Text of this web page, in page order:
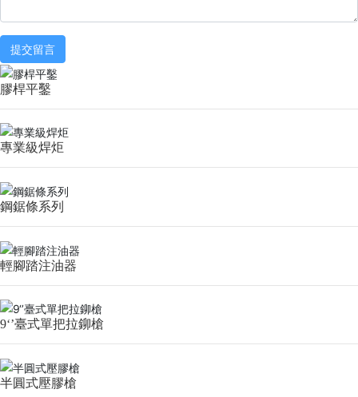
提交留言
膠桿平鑿
專業級焊炬
鋼鋸條系列
輕腳踏注油器
9‘’臺式單把拉鉚槍
半圓式壓膠槍